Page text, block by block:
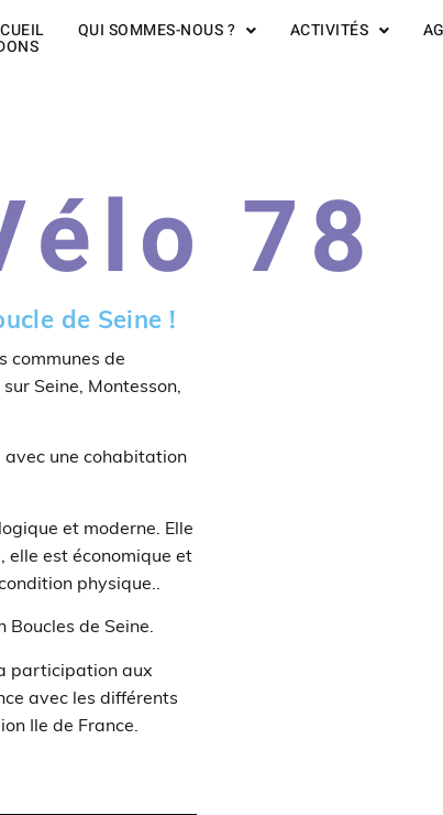
QUI SOMMES-NOUS ? ACTIVITÉS
78
de Seine !
communes de
Seine, Montesson,
une cohabitation
et moderne. Elle
elle est économique et
physique..
de Seine.
participation aux
avec les différents
Ile de France.